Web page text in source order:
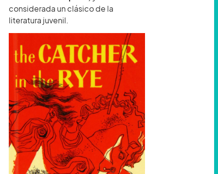
considerada un clásico de la
literatura juvenil.